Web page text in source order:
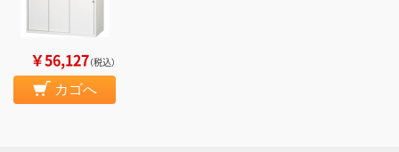
￥56,127（税込）
カゴへ